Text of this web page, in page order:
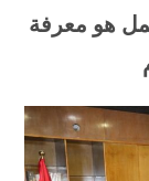
هو معرفة